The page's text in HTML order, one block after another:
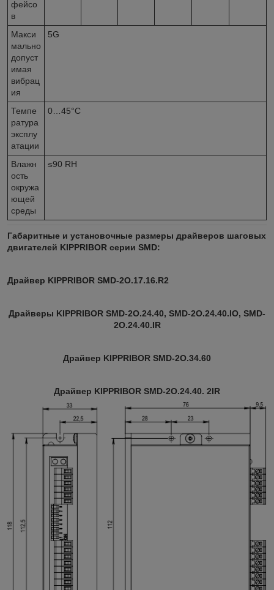
фейсо
в
Макси
мально
допуст
имая
вибрац
ия
5G
Темпе
ратура
эксплу
атации
0…45°С
Влажн
ость
окружа
ющей
среды
≤90 RH
Габаритные и установочные размеры драйверов шаговых
двигателей KIPPRIBOR серии SMD:
Драйвер KIPPRIBOR SMD-2O.17.16.R2
Драйверы KIPPRIBOR SMD-2O.24.40, SMD-2O.24.40.IO, SMD-
2O.24.40.IR
Драйвер KIPPRIBOR SMD-2O.34.60
Драйвер KIPPRIBOR SMD-2O.24.40. 2IR